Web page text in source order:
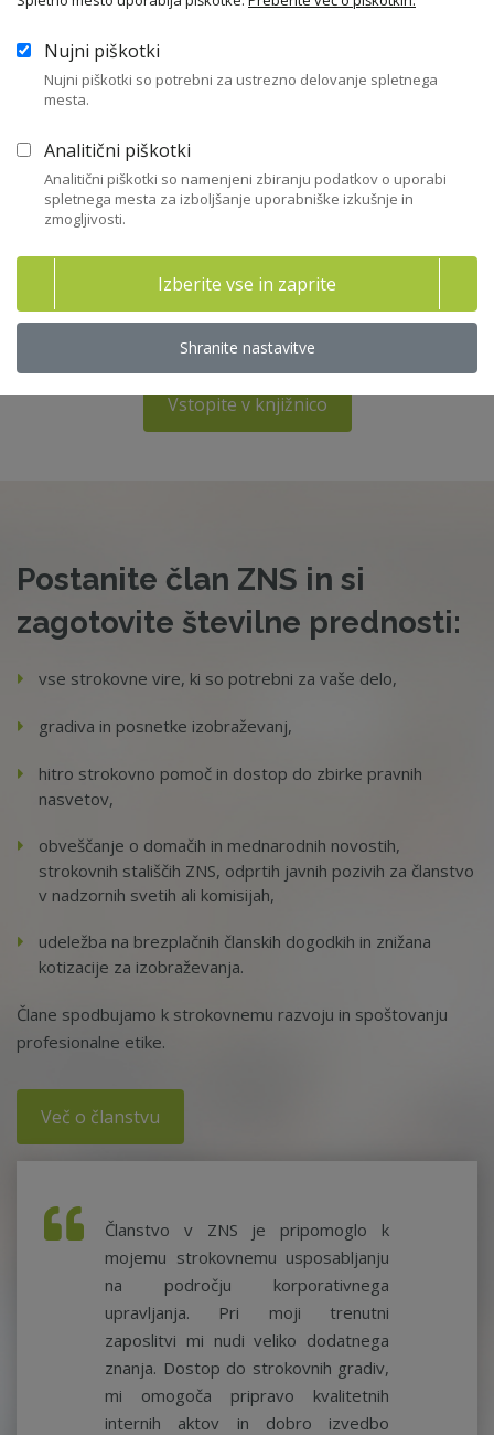
Povezane strokovne vsebine
Priporočila in pričakovanja Slovenskega
22. 06. 2026 - Priporočila in kodeksi - SDH
sdh, državne družbe
Vstopite v knjižnico
Postanite član ZNS in si
zagotovite številne prednosti:
vse strokovne vire, ki so potrebni za vaše delo,
gradiva in posnetke izobraževanj,
hitro strokovno pomoč in dostop do zbirke pravnih
nasvetov,
obveščanje o domačih in mednarodnih novostih,
strokovnih stališčih ZNS, odprtih javnih pozivih za članstvo
v nadzornih svetih ali komisijah,
udeležba na brezplačnih članskih dogodkih in znižana
kotizacije za izobraževanja.
Člane spodbujamo k strokovnemu razvoju in spoštovanju
profesionalne etike.
Več o članstvu
Članstvo v ZNS je pripomoglo k
mojemu strokovnemu usposabljanju
na področju korporativnega
upravljanja. Pri moji trenutni
zaposlitvi mi nudi veliko dodatnega
znanja. Dostop do strokovnih gradiv,
mi omogoča pripravo kvalitetnih
internih aktov in dobro izvedbo
Nujni piškotki
Nujni piškotki so potrebni za ustrezno delovanje spletnega
mesta.
Analitični piškotki
Analitični piškotki so namenjeni zbiranju podatkov o uporabi
spletnega mesta za izboljšanje uporabniške izkušnje in
zmogljivosti.
Izberite vse in zaprite
Shranite nastavitve